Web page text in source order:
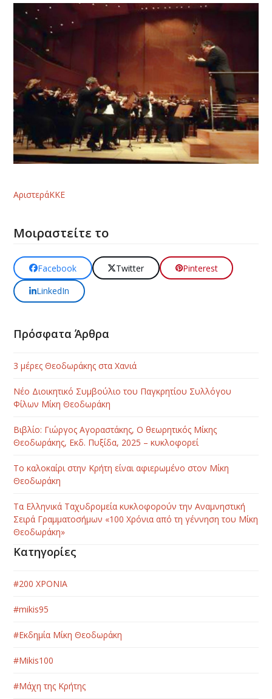
ΑριστεράΚΚΕ
Μοιραστείτε το
Facebook Twitter
Pinterest
LinkedIn
Πρόσφατα Άρθρα
3 μέρες Θεοδωράκης στα Χανιά
Νέο Διοικητικό Συμβούλιο του Παγκρητίου Συλλόγου
Φίλων Μίκη Θεοδωράκη
Βιβλίο: Γιώργος Αγοραστάκης, Ο θεωρητικός Μίκης
Θεοδωράκης, Εκδ. Πυξίδα, 2025 – κυκλοφορεί
Το καλοκαίρι στην Κρήτη είναι αφιερωμένο στον Μίκη
Θεοδωράκη
Τα Ελληνικά Ταχυδρομεία κυκλοφορούν την Αναμνηστική
Σειρά Γραμματοσήμων «100 Χρόνια από τη γέννηση του Μίκη
Θεοδωράκη»
Κατηγορίες
#200 ΧΡΟΝΙΑ
#mikis95
#Εκδημία Μίκη Θεοδωράκη
#Μikis100
#Μάχη της Κρήτης